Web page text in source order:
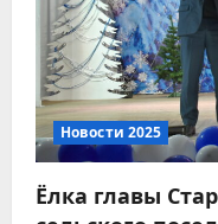
Новости 2025
Ёлка главы
5